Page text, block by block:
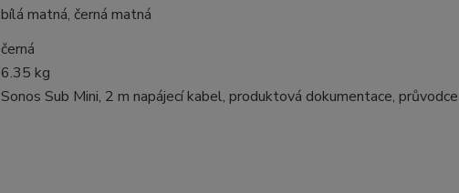
bílá matná, černá matná
černá
6.35 kg
Sonos Sub Mini, 2 m napájecí kabel, produktová dokumentace,